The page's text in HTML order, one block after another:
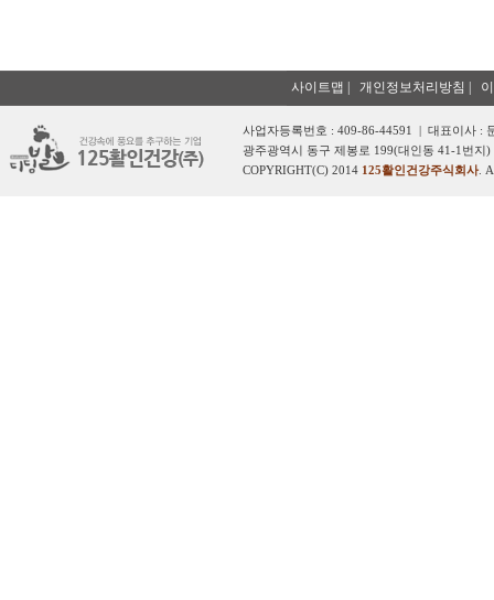
사이트맵 개인정보처리방침
사업자등록번호 : 409-86-44591 | 대표이사 :
광주광역시 동구 제봉로 199(대인동 41-1번지
COPYRIGHT(C) 2014 125활인건강주식회사.